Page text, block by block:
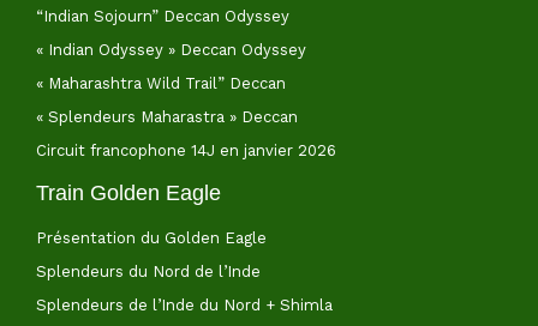
“Indian Sojourn” Deccan Odyssey
« Indian Odyssey » Deccan Odyssey
« Maharashtra Wild Trail” Deccan
« Splendeurs Maharastra » Deccan
Circuit francophone 14J en janvier 2026
Train Golden Eagle
Présentation du Golden Eagle
Splendeurs du Nord de l’Inde
Splendeurs de l’Inde du Nord + Shimla